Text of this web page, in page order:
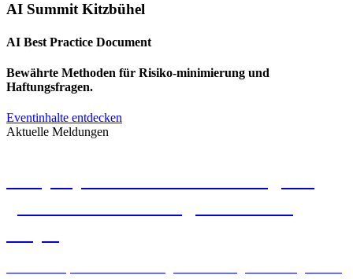
AI Summit Kitzbühel
AI Best Practice Document
Bewährte Methoden für Risiko-minimierung und
Haftungsfragen.
Eventinhalte entdecken
Aktuelle Meldungen